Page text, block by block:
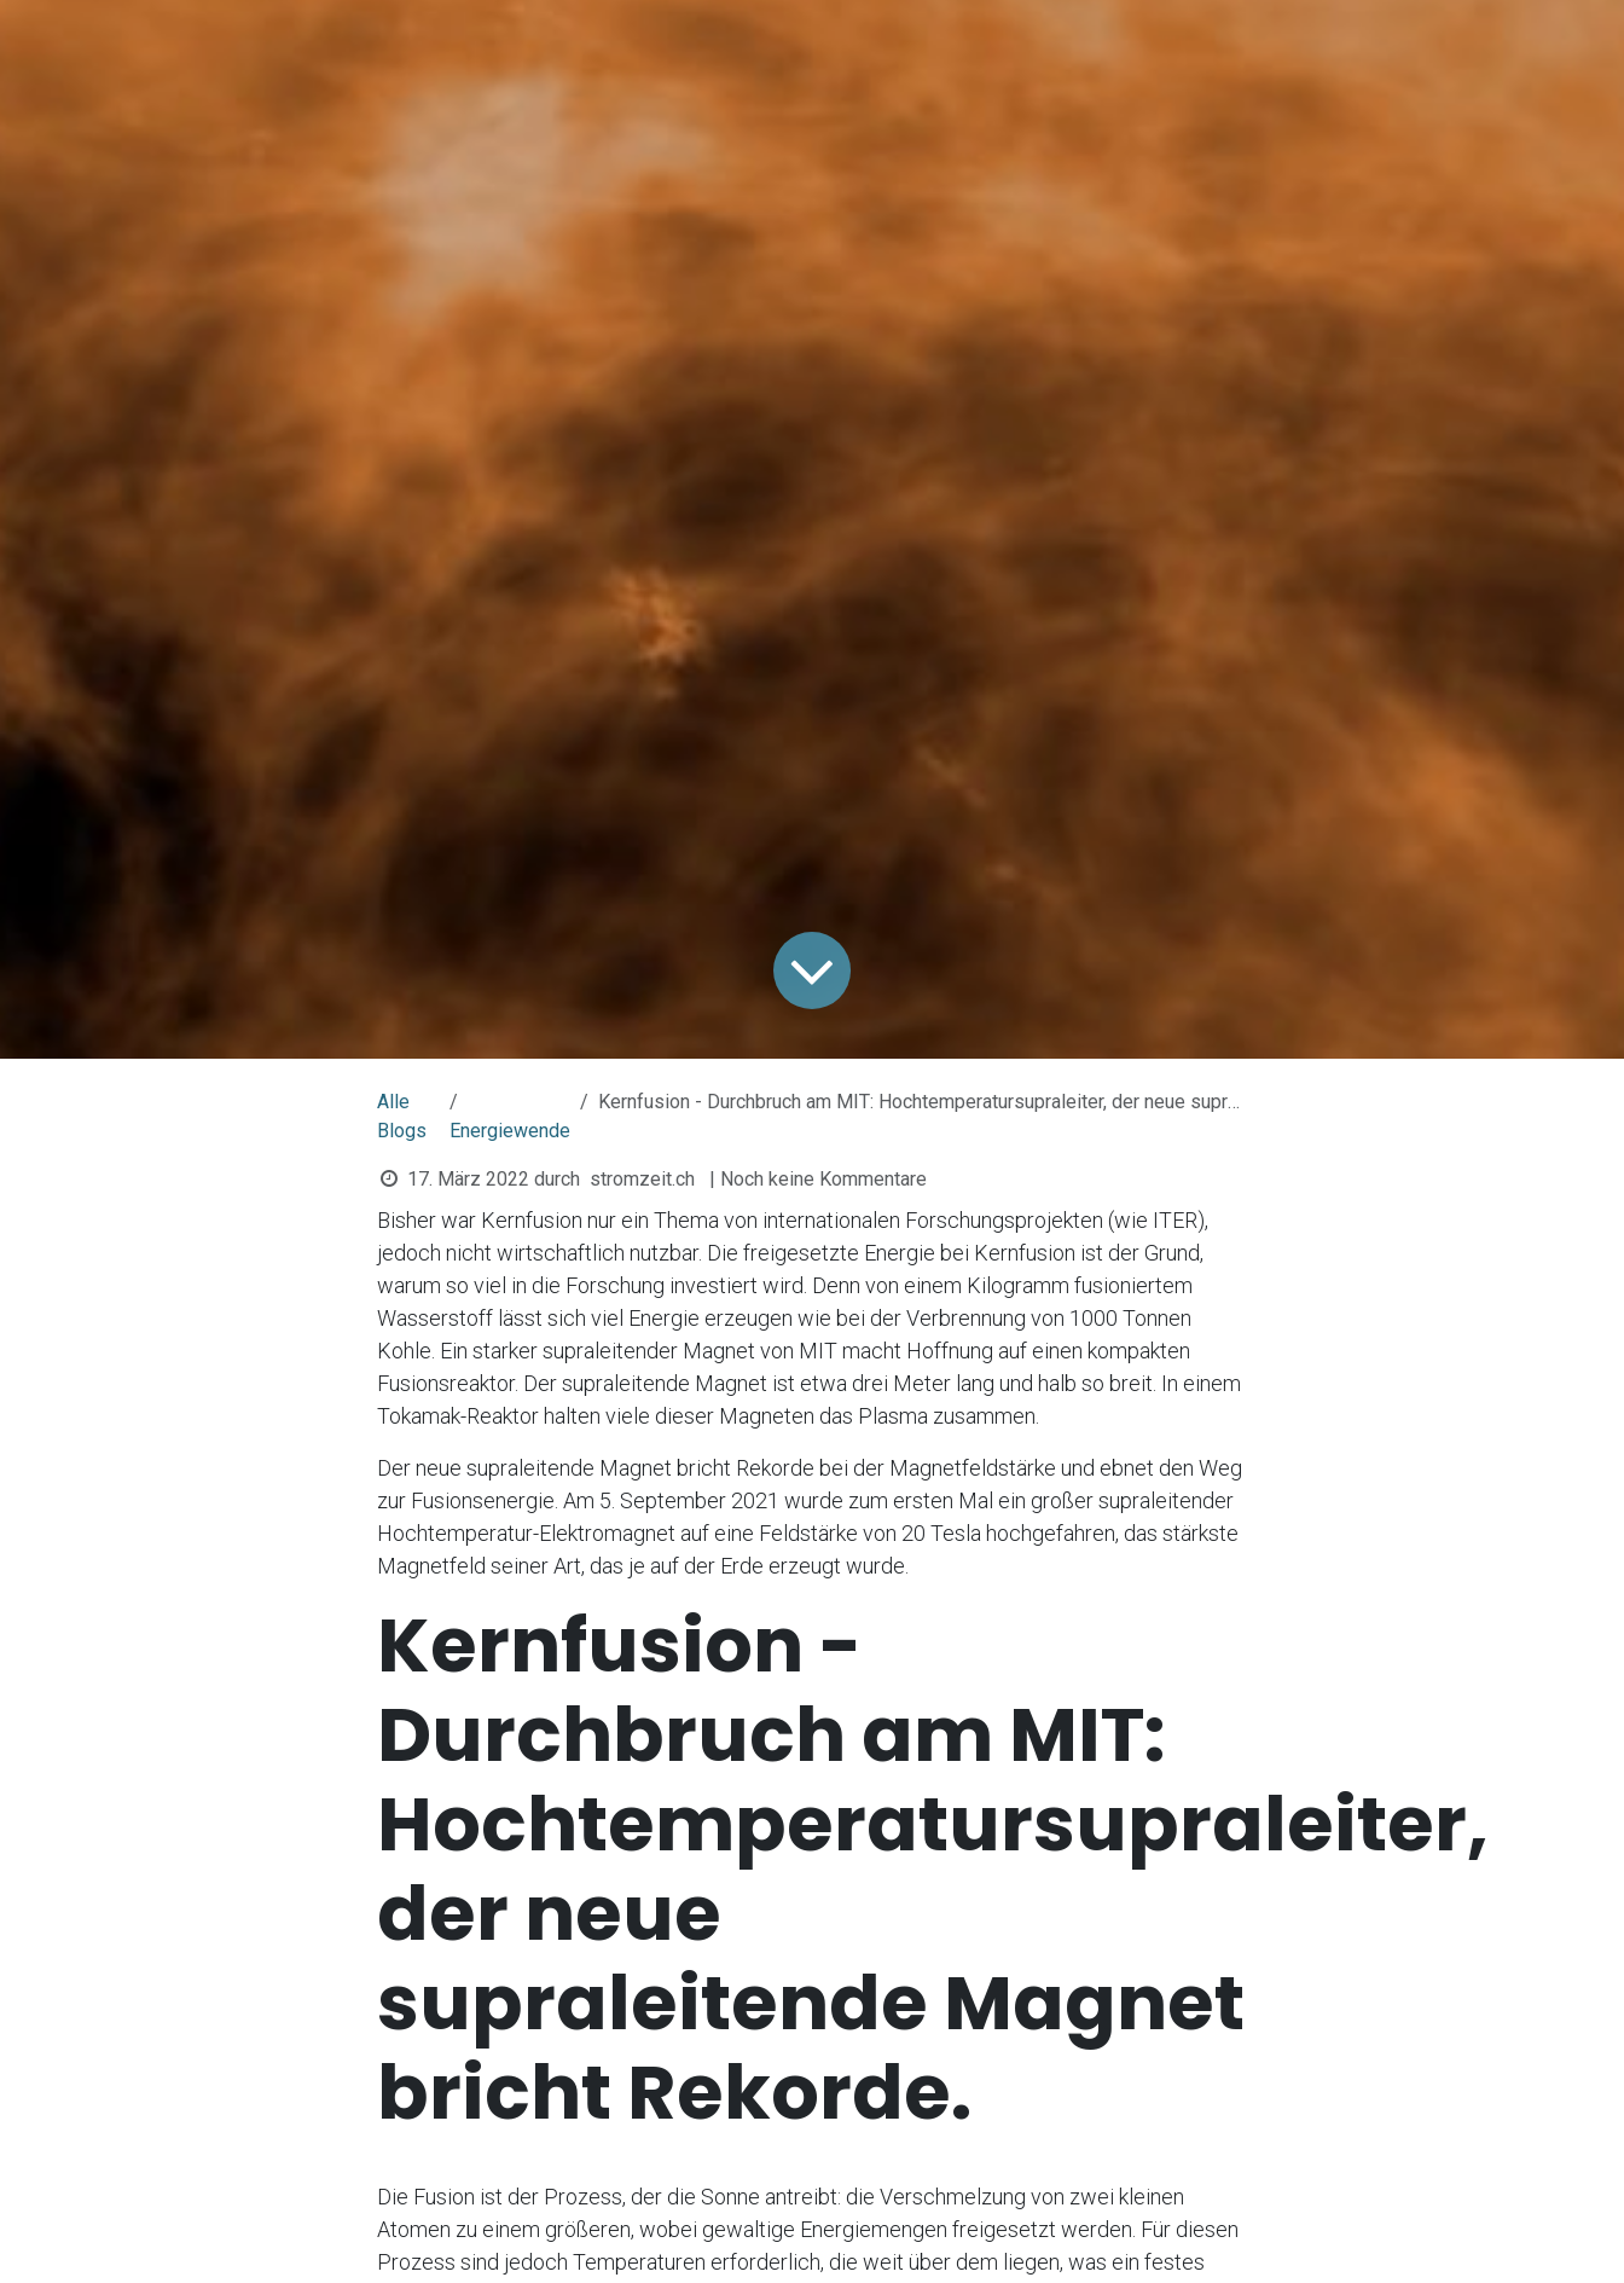
Alle
Blogs
Energiewende
Kernfusion - Durchbruch am MIT: Hochtemperatursupraleiter, der neue supraleitende Magnet bricht Rekorde
17. März 2022 durch stromzeit.ch | Noch keine Kommentare
Bisher war Kernfusion nur ein Thema von internationalen Forschungsprojekten (wie ITER),
jedoch nicht wirtschaftlich nutzbar. Die freigesetzte Energie bei Kernfusion ist der Grund,
warum so viel in die Forschung investiert wird. Denn von einem Kilogramm fusioniertem
Wasserstoff lässt sich viel Energie erzeugen wie bei der Verbrennung von 1000 Tonnen
Kohle. Ein starker supraleitender Magnet von MIT macht Hoffnung auf einen kompakten
Fusionsreaktor. Der supraleitende Magnet ist etwa drei Meter lang und halb so breit. In einem
Tokamak-Reaktor halten viele dieser Magneten das Plasma zusammen.
Der neue supraleitende Magnet bricht Rekorde bei der Magnetfeldstärke und ebnet den Weg
zur Fusionsenergie. Am 5. September 2021 wurde zum ersten Mal ein großer supraleitender
Hochtemperatur-Elektromagnet auf eine Feldstärke von 20 Tesla hochgefahren, das stärkste
Magnetfeld seiner Art, das je auf der Erde erzeugt wurde.
Kernfusion -
Durchbruch am MIT:
Hochtemperatursupraleiter,
der neue
supraleitende Magnet
bricht Rekorde.
Die Fusion ist der Prozess, der die Sonne antreibt: die Verschmelzung von zwei kleinen
Atomen zu einem größeren, wobei gewaltige Energiemengen freigesetzt werden. Für diesen
Prozess sind jedoch Temperaturen erforderlich, die weit über dem liegen, was ein festes